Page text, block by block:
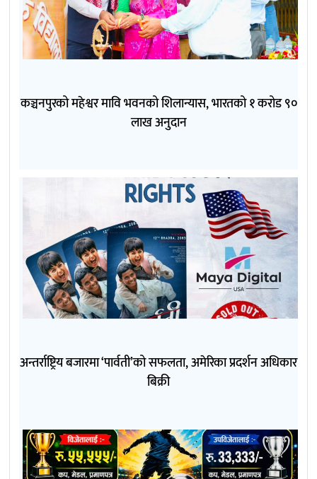
कञ्चनपुरको महेश्वर मावि भवनको शिलान्यास, भारतको १ करोड ९०
लाख अनुदान
अन्तर्राष्ट्रिय बजारमा ‘पार्वती’को सफलता, अमेरिका प्रदर्शन अधिकार
बिक्री